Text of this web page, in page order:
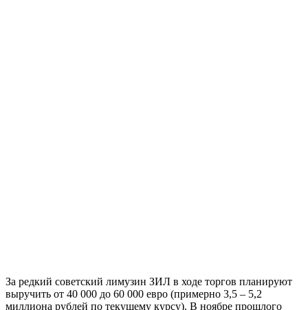
За редкий советский лимузин ЗИЛ в ходе торгов планируют
выручить от 40 000 до 60 000 евро (примерно 3,5 – 5,2
миллиона рублей по текущему курсу). В ноябре прошлого